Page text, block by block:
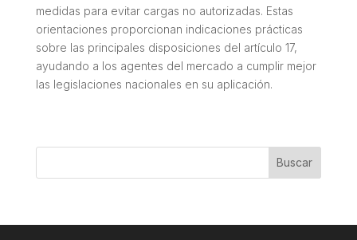
medidas para evitar cargas no autorizadas. Estas
orientaciones proporcionan indicaciones prácticas
sobre las principales disposiciones del artículo 17,
ayudando a los agentes del mercado a cumplir mejor
las legislaciones nacionales en su aplicación.
Buscar